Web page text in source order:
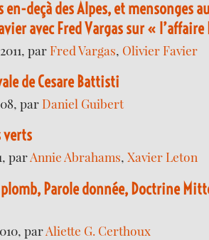
en-deçà des Alpes, et mensonges
avec Fred Vargas sur «
parFred Vargas, Olivier Favier
de Cesare Battisti
parDaniel Guibert
verts
parAnnie Abrahams,Xavier Leton
Parole donnée, Doctrine
parAliette G. Certhoux